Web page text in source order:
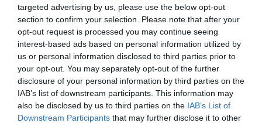
targeted advertising by us, please use the below opt-out
section to confirm your selection. Please note that after your
opt-out request is processed you may continue seeing
interest-based ads based on personal information utilized by
us or personal information disclosed to third parties prior to
your opt-out. You may separately opt-out of the further
disclosure of your personal information by third parties on the
IAB’s list of downstream participants. This information may
also be disclosed by us to third parties on the IAB’s List of
Downstream Participants that may further disclose it to other
Τοποθέτηση Πεϊκής Πρόθεσης
Τοποθέτηση Ταινίας Ακράτειας ή Κολπικού Πλέγματος
Τοποθέτηση Τεχνητού Σφικτήρα
Φαλλοπλαστική Ευθειασμού
Προσθετική - Επανορθωτική Χειρουργική